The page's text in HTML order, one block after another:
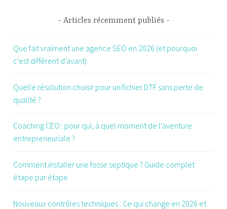
Articles récemment publiés
Que fait vraiment une agence SEO en 2026 (et pourquoi
c’est différent d’avant)
Quelle résolution choisir pour un fichier DTF sans perte de
qualité ?
Coaching CEO : pour qui, à quel moment de l’aventure
entrepreneuriale ?
Comment installer une fosse septique ? Guide complet
étape par étape
Nouveaux contrôles techniques : Ce qui change en 2026 et